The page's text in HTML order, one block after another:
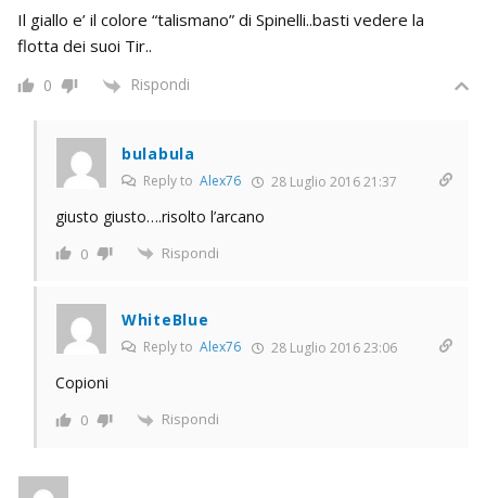
Il giallo e’ il colore “talismano” di Spinelli..basti vedere la
flotta dei suoi Tir..
0 Rispondi
bulabula
Reply to Alex76 28 Luglio 2016 21:37
giusto giusto….risolto l’arcano
0 Rispondi
WhiteBlue
Reply to Alex76 28 Luglio 2016 23:06
Copioni
0 Rispondi